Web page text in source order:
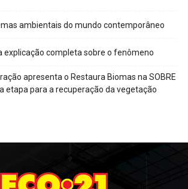
ambientais do mundo contemporâneo
explicação completa sobre o fenômeno
apresenta o Restaura Biomas na SOBRE
etapa para a recuperação da vegetação